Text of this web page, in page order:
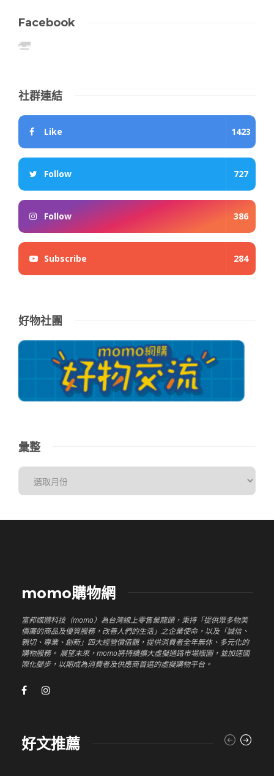
Facebook
社群連結
Like 1423
Follow 727
Follow 386
Subscribe 284
好物社團
彙整
momo購物網
富邦媒體科技（momo）為台灣線上零售業龍頭，秉持「提供眾多物美
價廉的商品及優質服務，改善人們的生活」之企業使命，以及「誠信、
親切、專業、創新」四大經營價值觀，提供消費者全年無休、多元化的
購物服務。 展望未來，momo將持續擴大虛擬通路市場版圖，並加速國
際化腳步，以期成為消費者及供應商首選的虛擬購物平台。
好文推薦